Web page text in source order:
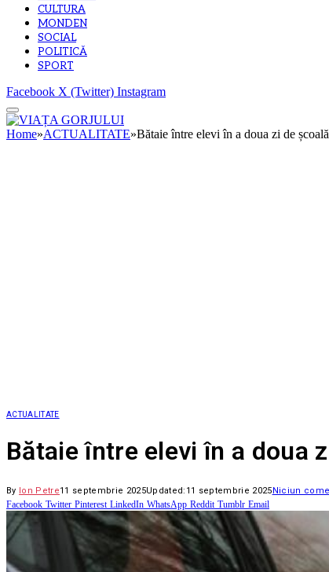
CULTURA
MONDEN
SOCIAL
POLITICĂ
SPORT
Facebook X (Twitter) Instagram
Home»ACTUALITATE»Bătaie între elevi în a doua zi de
ACTUALITATE
Bătaie între elevi în a doua
By Ion Petre11 septembrie 2025Updated: 11 septembrie 2025Niciun
Facebook Twitter Pinterest LinkedIn WhatsApp Reddit Tumblr Email